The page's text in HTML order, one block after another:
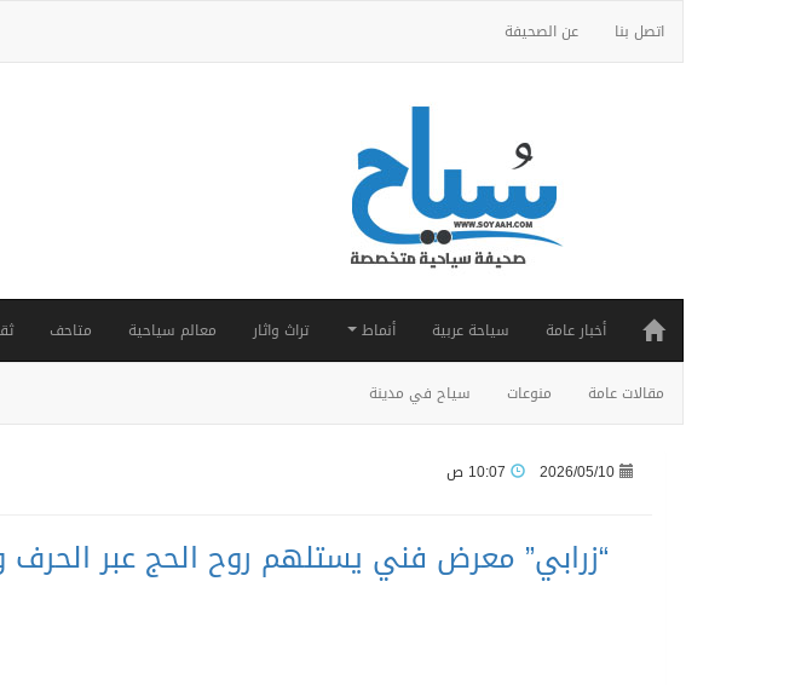
اتصل بنا عن الصحيفة
أخبار عامة سياحة عربية أنماط تراث واثار معالم سياحية متاحف
مقالات عامة منوعات سياح في مدينة
2026/05/10
“زرابي” معرض فني يستلهم روح الحج عبر